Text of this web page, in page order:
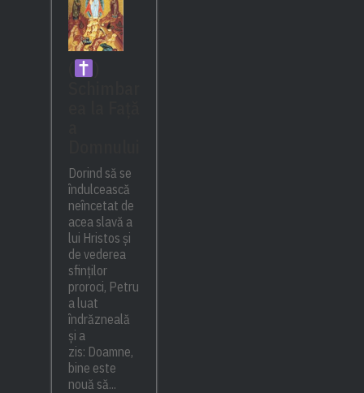
Dorind să se
îndulcească
neîncetat de
acea slavă a
lui Hristos și
de vederea
sfinților
proroci, Petru
a luat
îndrăzneală
și a
zis: Doamne,
bine este
nouă să...